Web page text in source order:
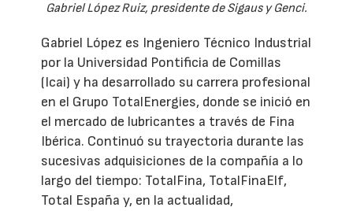
Gabriel López Ruiz, presidente de Sigaus y Genci.
Gabriel López es Ingeniero Técnico Industrial
por la Universidad Pontificia de Comillas
(Icai) y ha desarrollado su carrera profesional
en el Grupo TotalEnergies, donde se inició en
el mercado de lubricantes a través de Fina
Ibérica. Continuó su trayectoria durante las
sucesivas adquisiciones de la compañía a lo
largo del tiempo: TotalFina, TotalFinaElf,
Total España y, en la actualidad,